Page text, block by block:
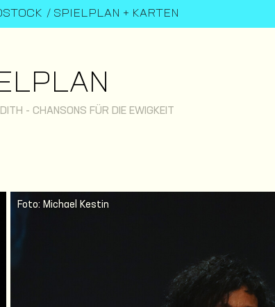
SPIELPLAN + KARTEN
- CHANSONS FÜR DIE EWIGKEIT
Foto: Michael Kestin